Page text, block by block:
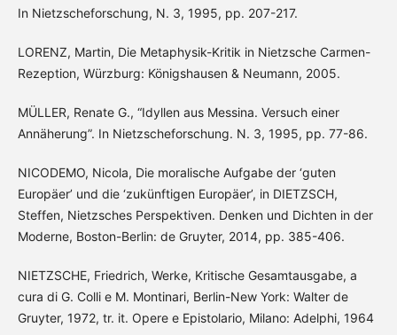
In Nietzscheforschung, N. 3, 1995, pp. 207-217.
LORENZ, Martin, Die Metaphysik-Kritik in Nietzsche Carmen-
Rezeption, Würzburg: Königshausen & Neumann, 2005.
MÜLLER, Renate G., “Idyllen aus Messina. Versuch einer
Annäherung”. In Nietzscheforschung. N. 3, 1995, pp. 77-86.
NICODEMO, Nicola, Die moralische Aufgabe der ‘guten
Europäer’ und die ‘zukünftigen Europäer’, in DIETZSCH,
Steffen, Nietzsches Perspektiven. Denken und Dichten in der
Moderne, Boston-Berlin: de Gruyter, 2014, pp. 385-406.
NIETZSCHE, Friedrich, Werke, Kritische Gesamtausgabe, a
cura di G. Colli e M. Montinari, Berlin-New York: Walter de
Gruyter, 1972, tr. it. Opere e Epistolario, Milano: Adelphi, 1964